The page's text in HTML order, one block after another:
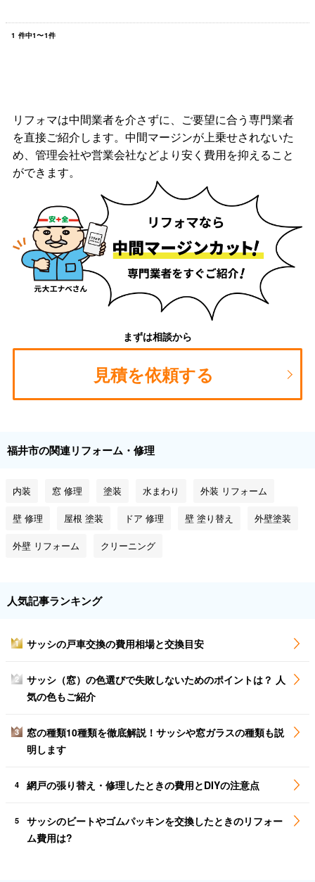
1 件中1〜1件
リフォマは中間業者を介さずに、ご要望に合う専門業者
を直接ご紹介します。中間マージンが上乗せされないた
め、管理会社や営業会社などより安く費用を抑えること
ができます。
まずは相談から
見積を依頼する
福井市の関連リフォーム・修理
内装 窓 修理 塗装 水まわり 外装 リフォーム
壁 修理 屋根 塗装 ドア 修理 壁 塗り替え 外壁塗装
外壁 リフォーム クリーニング
人気記事ランキング
1 サッシの戸車交換の費用相場と交換目安
2
サッシ（窓）の色選びで失敗しないためのポイントは？ 人
気の色もご紹介
3
窓の種類10種類を徹底解説！サッシや窓ガラスの種類も説
明します
4 網戸の張り替え・修理したときの費用とDIYの注意点
5
サッシのビートやゴムパッキンを交換したときのリフォー
ム費用は?